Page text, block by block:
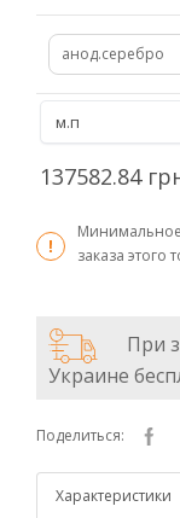
анод.серебро
137582.84
заказа этого
При
Украине
Поделиться:
Характеристики